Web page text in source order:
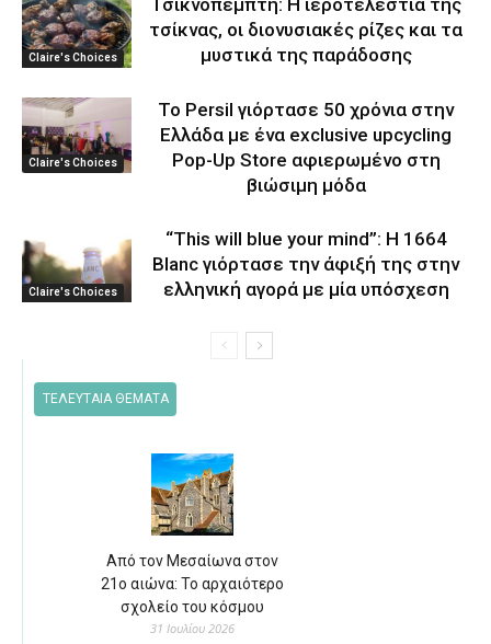
Claire's Choices
τσίκνας, οι διονυσιακές ρίζες και τα
μυστικά της παράδοσης
Claire's Choices
Το Persil γιόρτασε 50 χρόνια στην
Ελλάδα με ένα exclusive upcycling
Pop-Up Store αφιερωμένο στη
βιώσιμη μόδα
Claire's Choices
“This will blue your mind”: Η 1664
Blanc γιόρτασε την άφιξή της στην
ελληνική αγορά με μία υπόσχεση
ΤΕΛΕΥΤΑΙΑ ΘΕΜΑΤΑ
Από τον Μεσαίωνα στον
21ο αιώνα: Το αρχαιότερο
σχολείο του κόσμου
31 Ιουλίου 2026